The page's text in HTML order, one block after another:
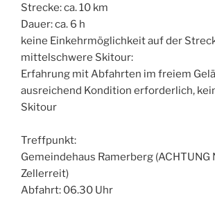
Strecke: ca. 10 km
Dauer: ca. 6 h
keine Einkehrmöglichkeit auf der
mittelschwere Skitour:
Erfahrung mit Abfahrten im freiem
ausreichend Kondition erforderlich,
Skitour
Treffpunkt:
Gemeindehaus Ramerberg (ACHTUNG
Zellerreit)
Abfahrt: 06.30 Uhr